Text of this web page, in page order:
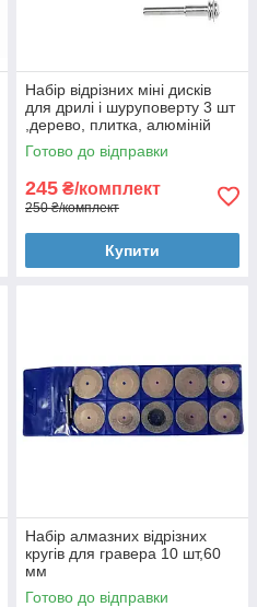
Набір відрізних міні дисків
для дрилі і шуруповерту 3 шт
,дерево, плитка, алюміній
Готово до відправки
245 ₴/комплект
250 ₴/комплект
Купити
Набір алмазних відрізних
кругів для гравера 10 шт,60
мм
Готово до відправки